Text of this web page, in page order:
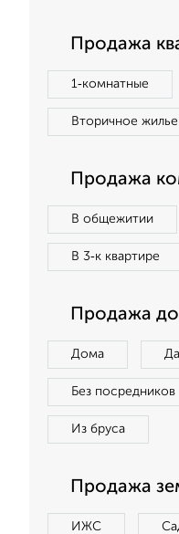
Продажа
1‑комнатные
Вторичное жилье
Продажа
В общежитии
В 3‑к квартире
Продажа
Дома
Без посредников
Из бруса
Продажа
ИЖС